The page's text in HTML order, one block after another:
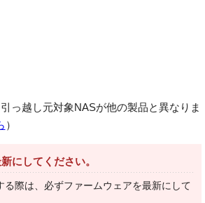
っ越し元対象NASが他の製品と異なりま
）
にしてください。
る際は、必ずファームウェアを最新にして